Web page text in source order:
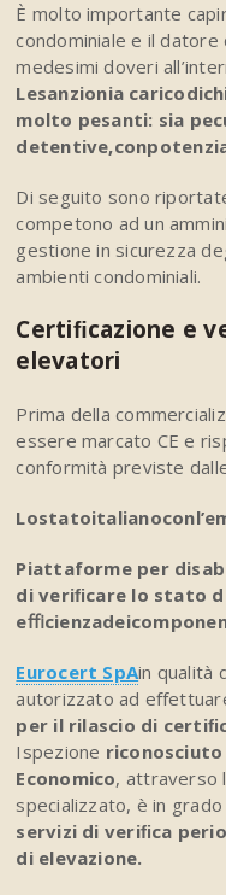
È molto importante
condominiale e il datore
medesimi doveri
Lesanzionia caricodi
molto pesanti: sia
detentive,con
Di seguito sono
competono ad un
gestione in sicurezza
ambienti condominiali.
Certiﬁcazione e
elevatori
Prima della
essere marcato CE e
conformità previste
Lostatoitalianocon
Piattaforme per
di veriﬁcare lo stato
eﬃcienzadei
Eurocert SpAin qualità
autorizzato ad
per il rilascio di
Ispezione
Economico, attraverso
specializzato, è in
servizi di veriﬁca
di elevazione.